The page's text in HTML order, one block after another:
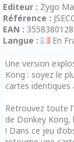
Editeur : Zygo
Référence :
EAN :
Langue :
En
Une version
Kong : soyez le
cartes identiques
Retrouvez toute
de Donkey Kong,
! Dans ce jeu